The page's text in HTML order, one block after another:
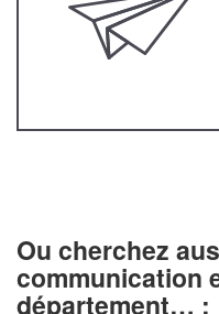
Ou cherchez
communication
département… :